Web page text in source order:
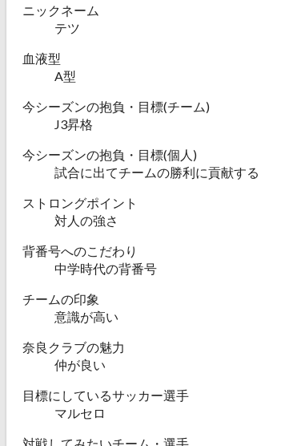
ニックネーム
テツ
血液型
A型
今シーズンの抱負・目標(チーム)
J3昇格
今シーズンの抱負・目標(個人)
試合に出てチームの勝利に貢献する
ストロングポイント
対人の強さ
背番号へのこだわり
中学時代の背番号
チームの印象
意識が高い
奈良クラブの魅力
仲が良い
目標にしているサッカー選手
マルセロ